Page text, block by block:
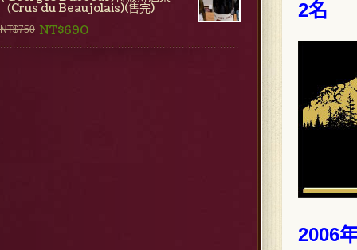
（Crus du Beaujolais)(售完)
NT$750 NT$690
2名
2006